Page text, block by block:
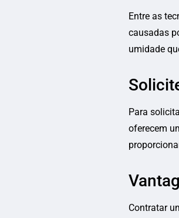
Entre as
causadas
umidade
Para
oferecem
Contratar